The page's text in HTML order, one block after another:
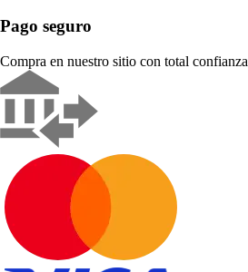
Pago seguro
Compra en nuestro sitio con total confianza